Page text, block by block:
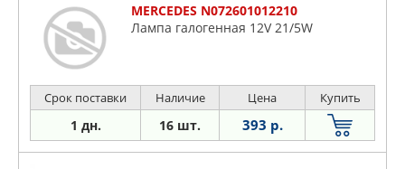
MERCEDES N072601012210
Лампа галогенная 12V 21/5W
Срок поставки Наличие Цена Купить
1 дн. 16 шт. 393 р.